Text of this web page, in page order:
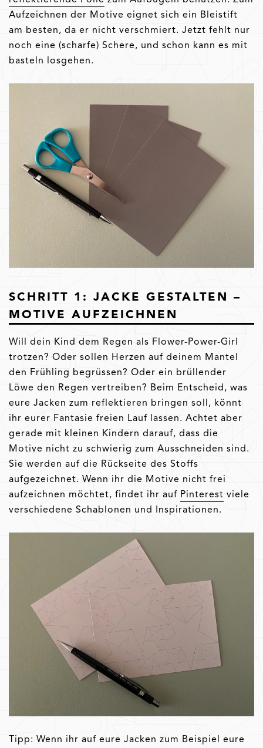
Aufzeichnen der Motive eignet sich ein Bleistift
am besten, da er nicht verschmiert. Jetzt fehlt nur
noch eine (scharfe) Schere, und schon kann es mit
basteln losgehen.
SCHRITT 1: JACKE GESTALTEN –
MOTIVE AUFZEICHNEN
Will dein Kind dem Regen als Flower-Power-Girl
trotzen? Oder sollen Herzen auf deinem Mantel
den Frühling begrüssen? Oder ein brüllender
Löwe den Regen vertreiben? Beim Entscheid, was
eure Jacken zum reflektieren bringen soll, könnt
ihr eurer Fantasie freien Lauf lassen. Achtet aber
gerade mit kleinen Kindern darauf, dass die
Motive nicht zu schwierig zum Ausschneiden sind.
Sie werden auf die Rückseite des Stoffs
aufgezeichnet. Wenn ihr die Motive nicht frei
aufzeichnen möchtet, findet ihr auf Pinterest viele
verschiedene Schablonen und Inspirationen.
Tipp: Wenn ihr auf eure Jacken zum Beispiel eure